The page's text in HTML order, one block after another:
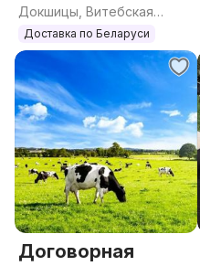
Докшицы, Витебская
область
Доставка по Беларуси
Договорная